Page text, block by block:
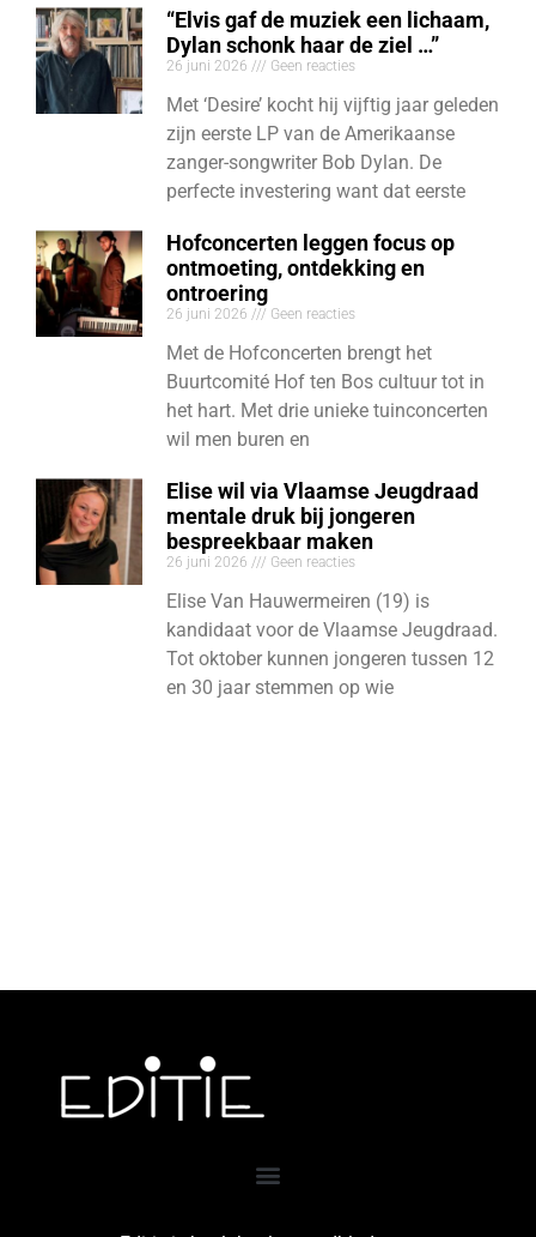
“Elvis gaf de muziek een lichaam,
Dylan schonk haar de ziel …”
26 juni 2026 Geen reacties
Met ‘Desire’ kocht hij vijftig jaar geleden
zijn eerste LP van de Amerikaanse
zanger-songwriter Bob Dylan. De
perfecte investering want dat eerste
Hofconcerten leggen focus op
ontmoeting, ontdekking en
ontroering
26 juni 2026 Geen reacties
Met de Hofconcerten brengt het
Buurtcomité Hof ten Bos cultuur tot in
het hart. Met drie unieke tuinconcerten
wil men buren en
Elise wil via Vlaamse Jeugdraad
mentale druk bij jongeren
bespreekbaar maken
26 juni 2026 Geen reacties
Elise Van Hauwermeiren (19) is
kandidaat voor de Vlaamse Jeugdraad.
Tot oktober kunnen jongeren tussen 12
en 30 jaar stemmen op wie